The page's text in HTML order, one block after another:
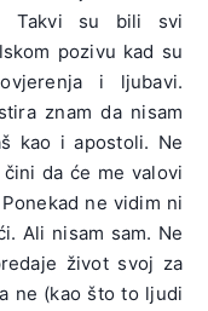
Takvi su bili svi
pozivu kad su
i ljubavi.
znam da nisam
kao i apostoli. Ne
da će me valovi
ne vidim ni
Ali nisam sam. Ne
život svoj za
ne (kao što to ljudi